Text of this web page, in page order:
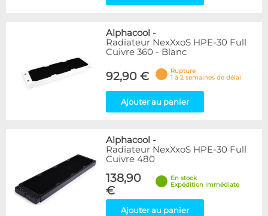
Alphacool -
Radiateur NexXxoS HPE-30 Full
Cuivre 360 - Blanc
92,90 €
Rupture
1 à 2 semaines de délai
Ajouter au panier
Alphacool -
Radiateur NexXxoS HPE-30 Full
Cuivre 480
138,90
€
En stock
Expédition immédiate
Ajouter au panier